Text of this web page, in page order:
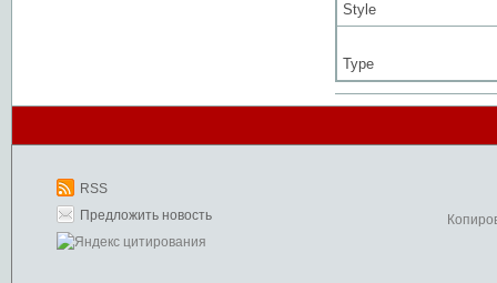
Style
Type
RSS
Предложить новость